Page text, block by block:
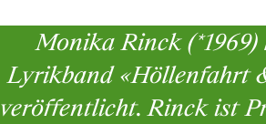
Monika Rinck
Lyrikband «Höllenfahrt
veröffentlicht. Rinck ist